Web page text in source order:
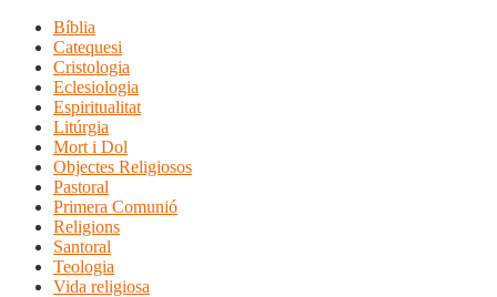
Bíblia
Catequesi
Cristologia
Eclesiologia
Espiritualitat
Litúrgia
Mort i Dol
Objectes Religiosos
Pastoral
Primera Comunió
Religions
Santoral
Teologia
Vida religiosa